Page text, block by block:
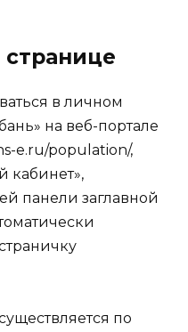
в личном
на веб-портале
e.ru/population/,
кабинет»,
панели заглавной
по